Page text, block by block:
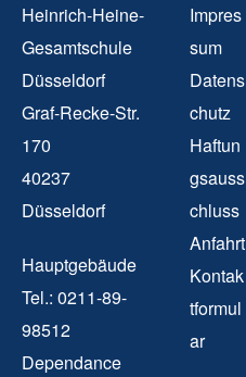
Heinrich-Heine-
Gesamtschule
Düsseldorf
Graf-Recke-Str.
170
40237
Düsseldorf
Hauptgebäude
Tel.: 0211-89-
98512
Dependance
Impres
sum
Datens
chutz
Haftun
gsauss
chluss
Anfahrt
Kontak
tformul
ar